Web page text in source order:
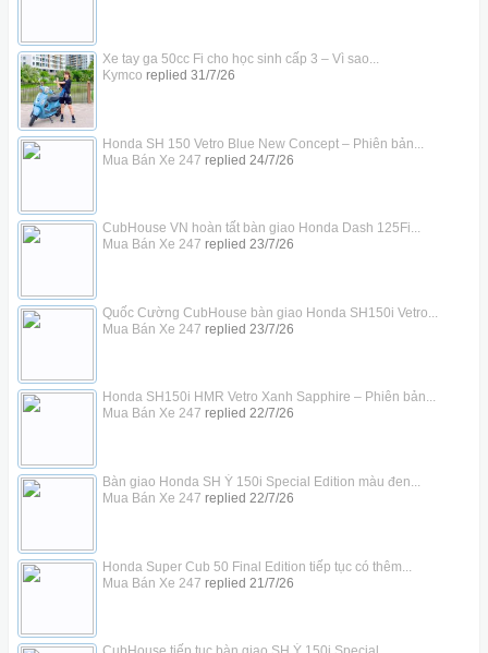
Xe tay ga 50cc Fi cho học sinh cấp 3 – Vì sao...
Kymco replied 31/7/26
Honda SH 150 Vetro Blue New Concept – Phiên bản...
Mua Bán Xe 247 replied 24/7/26
CubHouse VN hoàn tất bàn giao Honda Dash 125Fi...
Mua Bán Xe 247 replied 23/7/26
Quốc Cường CubHouse bàn giao Honda SH150i Vetro...
Mua Bán Xe 247 replied 23/7/26
Honda SH150i HMR Vetro Xanh Sapphire – Phiên bản...
Mua Bán Xe 247 replied 22/7/26
Bàn giao Honda SH Ý 150i Special Edition màu đen...
Mua Bán Xe 247 replied 22/7/26
Honda Super Cub 50 Final Edition tiếp tục có thêm...
Mua Bán Xe 247 replied 21/7/26